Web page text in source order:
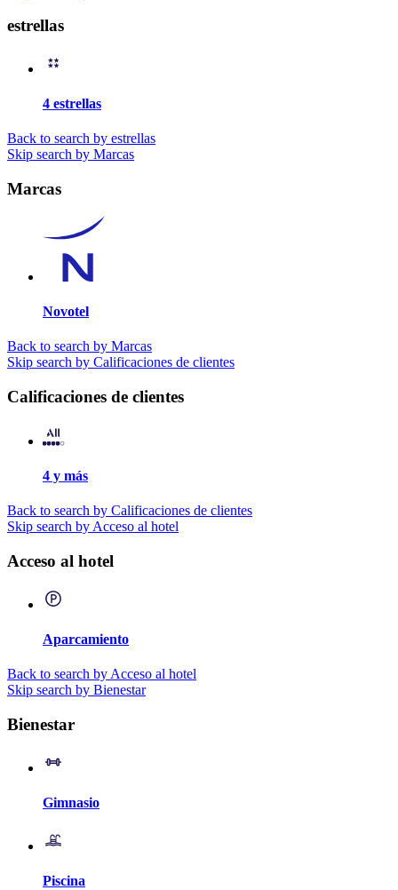
estrellas
4 estrellas
Back to search by estrellas
Skip search by Marcas
Marcas
Novotel
Back to search by Marcas
Skip search by Calificaciones de clientes
Calificaciones de clientes
4 y más
Back to search by Calificaciones de clientes
Skip search by Acceso al hotel
Acceso al hotel
Aparcamiento
Back to search by Acceso al hotel
Skip search by Bienestar
Bienestar
Gimnasio
Piscina